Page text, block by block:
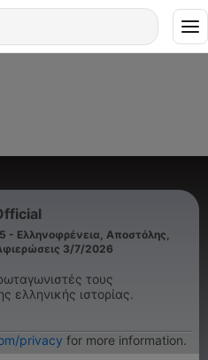
- Ελληνοφρένεια, Αποστόλης,
3/7/2026
τους
ελληνικής ιστορίας.
privacy for more information.